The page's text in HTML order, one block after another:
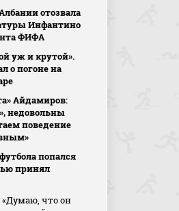
отозвала
Инфантино
ФИФА
уж и крутой».
о погоне на
Айдамиров:
недовольны
поведение
попался
принял
что он